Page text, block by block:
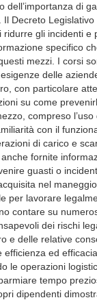
di
Decreto
gli incidenti
specifico
mezzi. I corsi
delle
con particolare
su come
compreso
con il
di carico e
fornite
guasti o
nel
per lavorare
contare su
dei rischi
e delle relative
ed
operazioni
tempo
dipendenti